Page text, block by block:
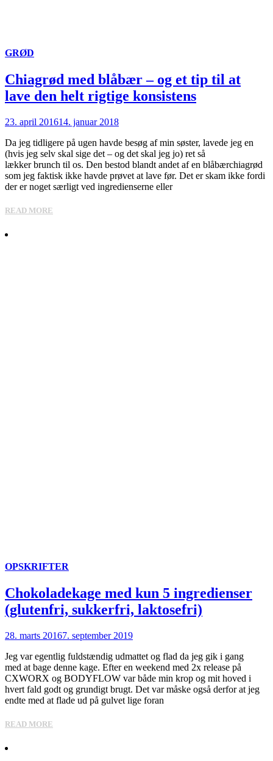
GRØD
Chiagrød med blåbær – og et tip til at
lave den helt rigtige konsistens
23. april 201614. januar 2018
Da jeg tidligere på ugen havde besøg af min søster, lavede jeg en
(hvis jeg selv skal sige det – og det skal jeg jo) ret så
lækker brunch til os. Den bestod blandt andet af en blåbærchiagrød
som jeg faktisk ikke havde prøvet at lave før. Det er skam ikke fordi
der er noget særligt ved ingredienserne eller
READ MORE
OPSKRIFTER
Chokoladekage med kun 5 ingredienser
(glutenfri, sukkerfri, laktosefri)
28. marts 20167. september 2019
Jeg var egentlig fuldstændig udmattet og flad da jeg gik i gang
med at bage denne kage. Efter en weekend med 2x release på
CXWORX og BODYFLOW var både min krop og mit hoved i
hvert fald godt og grundigt brugt. Det var måske også derfor at jeg
endte med at flade ud på gulvet lige foran
READ MORE